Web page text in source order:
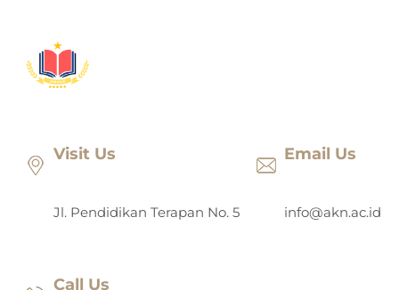
konten
Visit Us
Jl. Pendidikan Terapan No. 5
Email Us
info@akn.ac.id
Call Us